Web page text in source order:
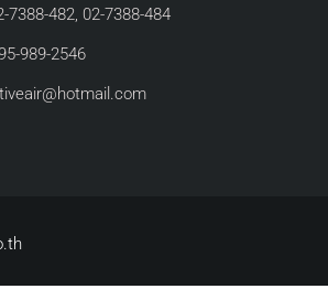
7388-482, 02-7388-484
989-2546